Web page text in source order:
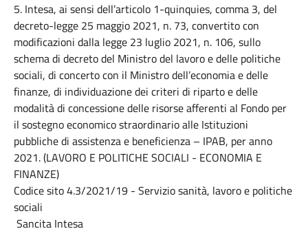
5. Intesa, ai sensi dell’articolo 1-quinquies, comma 3, del
decreto-legge 25 maggio 2021, n. 73, convertito con
modificazioni dalla legge 23 luglio 2021, n. 106, sullo
schema di decreto del Ministro del lavoro e delle politiche
sociali, di concerto con il Ministro dell’economia e delle
finanze, di individuazione dei criteri di riparto e delle
modalità di concessione delle risorse afferenti al Fondo per
il sostegno economico straordinario alle Istituzioni
pubbliche di assistenza e beneficienza – IPAB, per anno
2021. (LAVORO E POLITICHE SOCIALI - ECONOMIA E
FINANZE)
Codice sito 4.3/2021/19 - Servizio sanità, lavoro e politiche
sociali
Sancita Intesa